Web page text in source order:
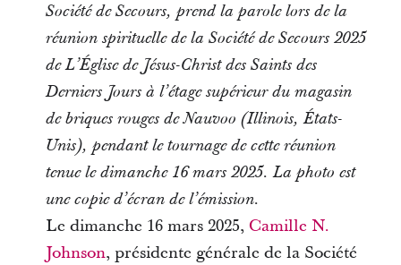
Société de Secours, prend la parole lors de la
réunion spirituelle de la Société de Secours 2025
de L’Église de Jésus-Christ des Saints des
Derniers Jours à l’étage supérieur du magasin
de briques rouges de Nauvoo (Illinois, États-
Unis), pendant le tournage de cette réunion
tenue le dimanche 16 mars 2025. La photo est
une copie d’écran de l’émission.
Le dimanche 16 mars 2025, Camille N.
Johnson, présidente générale de la Société